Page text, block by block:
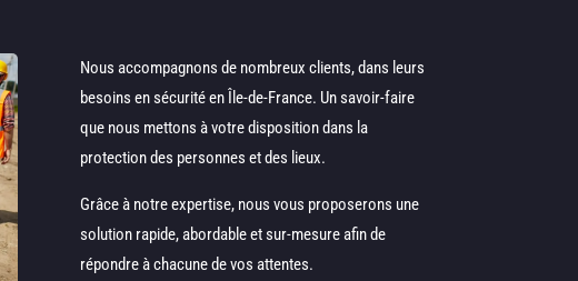
Nous accompagnons de nombreux clients, dans leurs
besoins en sécurité en Île-de-France. Un savoir-faire
que nous mettons à votre disposition dans la
protection des personnes et des lieux.
Grâce à notre expertise, nous vous proposerons une
solution rapide, abordable et sur-mesure afin de
répondre à chacune de vos attentes.